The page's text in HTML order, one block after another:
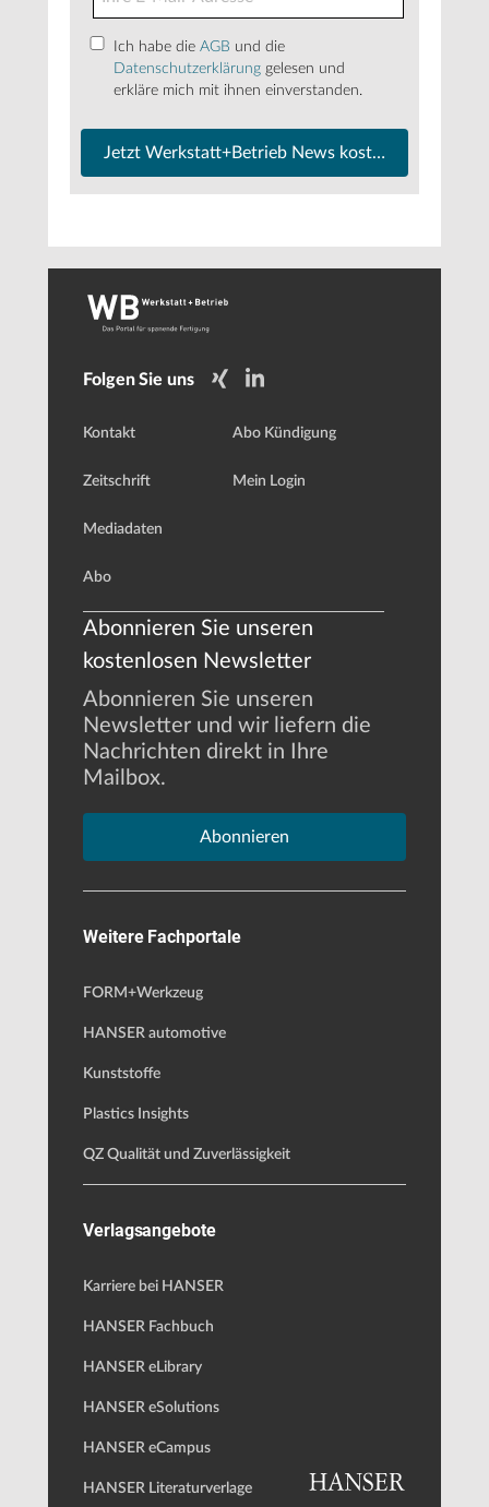
Ich habe die AGB und die
Datenschutzerklärung gelesen und
erkläre mich mit ihnen einverstanden.
Jetzt Werkstatt+Betrieb News kostenfrei
Folgen Sie uns
Kontakt
Zeitschrift
Mediadaten
Abo
Abo Kündigung
Mein Login
Abonnieren Sie unseren
kostenlosen Newsletter
Abonnieren Sie unseren
Newsletter und wir liefern die
Nachrichten direkt in Ihre
Mailbox.
Abonnieren
Weitere Fachportale
FORM+Werkzeug
HANSER automotive
Kunststoffe
Plastics Insights
QZ Qualität und Zuverlässigkeit
Verlagsangebote
Karriere bei HANSER
HANSER Fachbuch
HANSER eLibrary
HANSER eSolutions
HANSER eCampus
HANSER Literaturverlage